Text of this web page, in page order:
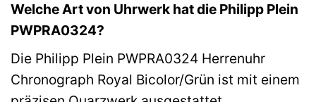
Welche Art von Uhrwerk hat die Philipp Plein
PWPRA0324?
Die Philipp Plein PWPRA0324 Herrenuhr
Chronograph Royal Bicolor/Grün ist mit einem